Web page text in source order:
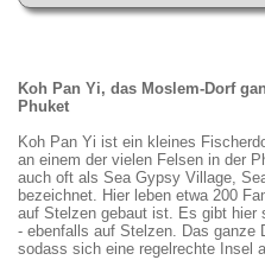
Koh Pan Yi, das Moslem-Dorf
Phuket
Koh Pan Yi ist ein kleines
an einem der vielen Felsen in der
auch oft als Sea Gypsy Village,
bezeichnet. Hier leben etwa 200
auf Stelzen gebaut ist. Es gibt hier
- ebenfalls auf Stelzen. Das ganze
sodass sich eine regelrechte Insel